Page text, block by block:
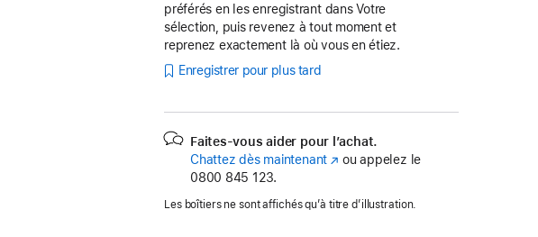
préférés en les enregistrant dans Votre
sélection, puis revenez à tout moment et
reprenez exactement là où vous en étiez.
Enregistrer pour plus tard
Faites-vous aider pour l’achat.
Chattez dès maintenant (s’ouvre
nouvelle
ou appelez le
0800 845 123.
Les boîtiers ne sont affichés qu’à titre d’illustration.